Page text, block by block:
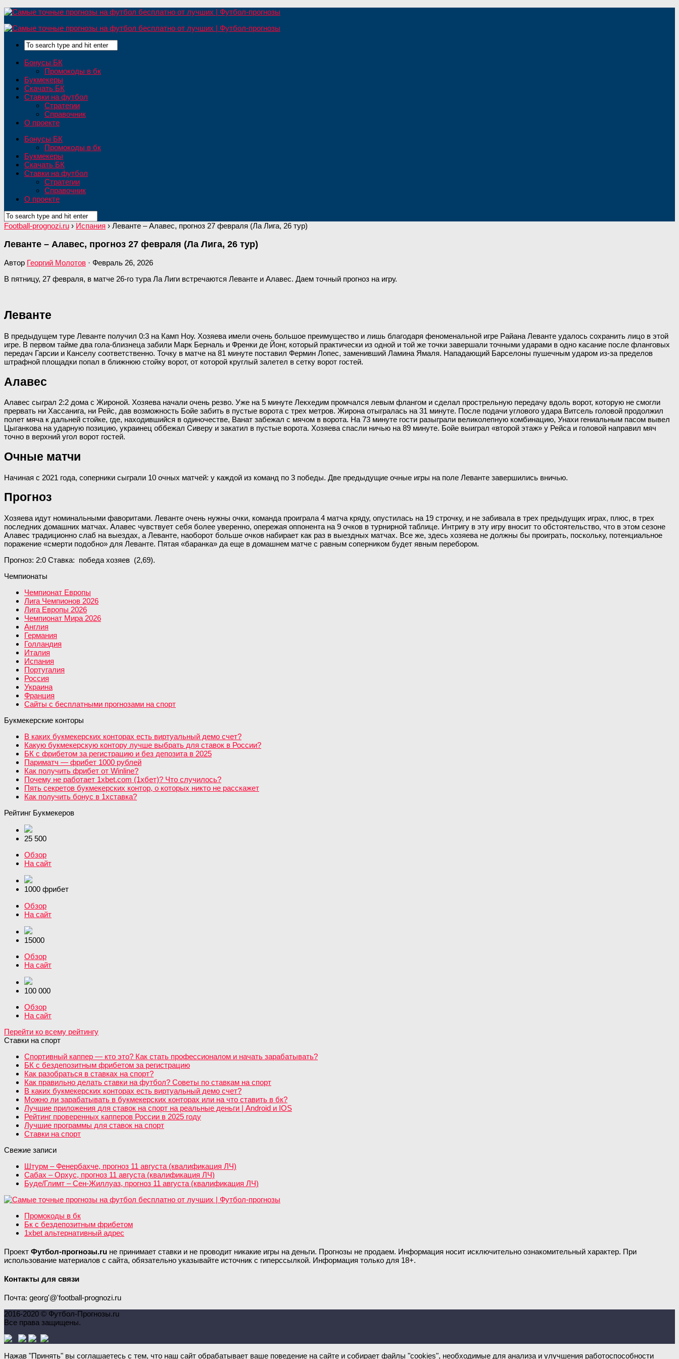
Бонусы БК
Промокоды в бк
Букмекеры
Скачать БК
Ставки на футбол
Стратегии
Справочник
О проекте
Бонусы БК
Промокоды в бк
Букмекеры
Скачать БК
Ставки на футбол
Стратегии
Справочник
О проекте
Football-prognozi.ru › Испания › Леванте – Алавес, прогноз 27 февраля (Ла Лига, 26 тур)
Леванте – Алавес, прогноз 27 февраля (Ла Лига, 26 тур)
Автор Георгий Молотов · Февраль 26, 2026
В пятницу, 27 февраля, в матче 26-го тура Ла Лиги встречаются Леванте и Алавес. Даем точный прогноз на игру.
Леванте
В предыдущем туре Леванте получил 0:3 на Камп Ноу. Хозяева имели очень большое преимущество и лишь благодаря феноменальной игре Райана Леванте удалось сохранить лицо в этой
игре. В первом тайме два гола-близнеца забили Марк Берналь и Френки де Йонг, который практически из одной и той же точки завершали точными ударами в одно касание после фланговых
передач Гарсии и Канселу соответственно. Точку в матче на 81 минуте поставил Фермин Лопес, заменивший Ламина Ямаля. Нападающий Барселоны пушечным ударом из-за пределов
штрафной площадки попал в ближнюю стойку ворот, от которой круглый залетел в сетку ворот гостей.
Алавес
Алавес сыграл 2:2 дома с Жироной. Хозяева начали очень резво. Уже на 5 минуте Лекхедим промчался левым флангом и сделал прострельную передачу вдоль ворот, которую не смогли
прервать ни Хассанига, ни Рейс, дав возможность Бойе забить в пустые ворота с трех метров. Жирона отыгралась на 31 минуте. После подачи углового удара Витсель головой продолжил
полет мяча к дальней стойке, где, находившийся в одиночестве, Ванат забежал с мячом в ворота. На 73 минуте гости разыграли великолепную комбинацию, Унахи гениальным пасом вывел
Цыганкова на ударную позицию, украинец оббежал Сиверу и закатил в пустые ворота. Хозяева спасли ничью на 89 минуте. Бойе выиграл «второй этаж» у Рейса и головой направил мяч
точно в верхний угол ворот гостей.
Очные матчи
Начиная с 2021 года, соперники сыграли 10 очных матчей: у каждой из команд по 3 победы. Две предыдущие очные игры на поле Леванте завершились вничью.
Прогноз
Хозяева идут номинальными фаворитами. Леванте очень нужны очки, команда проиграла 4 матча кряду, опустилась на 19 строчку, и не забивала в трех предыдущих играх, плюс, в трех
последних домашних матчах. Алавес чувствует себя более уверенно, опережая оппонента на 9 очков в турнирной таблице. Интригу в эту игру вносит то обстоятельство, что в этом сезоне
Алавес традиционно слаб на выездах, а Леванте, наоборот больше очков набирает как раз в выездных матчах. Все же, здесь хозяева не должны бы проиграть, поскольку, потенциальное
поражение «смерти подобно» для Леванте. Пятая «баранка» да еще в домашнем матче с равным соперником будет явным перебором.
Прогноз: 2:0 Ставка: победа хозяев (2,69).
Чемпионаты
Чемпионат Европы
Лига Чемпионов 2026
Лига Европы 2026
Чемпионат Мира 2026
Англия
Германия
Голландия
Италия
Испания
Португалия
Россия
Украина
Франция
Сайты с бесплатными прогнозами на спорт
Букмекерские конторы
В каких букмекерских конторах есть виртуальный демо счет?
Какую букмекерскую контору лучше выбрать для ставок в России?
БК с фрибетом за регистрацию и без депозита в 2025
Париматч — фрибет 1000 рублей
Как получить фрибет от Winline?
Почему не работает 1xbet.com (1хбет)? Что случилось?
Пять секретов букмекерских контор, о которых никто не расскажет
Как получить бонус в 1хставка?
Рейтинг Букмекеров
25 500
Обзор
На сайт
1000 фрибет
Обзор
На сайт
15000
Обзор
На сайт
100 000
Обзор
На сайт
Перейти ко всему рейтингу
Ставки на спорт
Спортивный каппер — кто это? Как стать профессионалом и начать зарабатывать?
БК с бездепозитным фрибетом за регистрацию
Как разобраться в ставках на спорт?
Как правильно делать ставки на футбол? Советы по ставкам на спорт
В каких букмекерских конторах есть виртуальный демо счет?
Можно ли зарабатывать в букмекерских конторах или на что ставить в бк?
Лучшие приложения для ставок на спорт на реальные деньги | Android и IOS
Рейтинг проверенных капперов России в 2025 году
Лучшие программы для ставок на спорт
Ставки на спорт
Свежие записи
Штурм – Фенербахче, прогноз 11 августа (квалификация ЛЧ)
Сабах – Орхус, прогноз 11 августа (квалификация ЛЧ)
Буде/Глимт – Сен-Жиллуаз, прогноз 11 августа (квалификация ЛЧ)
Промокоды в бк
Бк с бездепозитным фрибетом
1xbet альтернативный адрес
Проект Футбол-прогнозы.ru не принимает ставки и не проводит никакие игры на деньги. Прогнозы не продаем. Информация носит исключительно ознакомительный характер. При
использование материалов с сайта, обязательно указывайте источник с гиперссылкой. Информация только для 18+.
Контакты для связи
Почта: georg'@'football-prognozi.ru
2016-2020 © Футбол-Прогнозы.ru
Все права защищены.
Нажав "Принять" вы соглашаетесь с тем, что наш сайт обрабатывает ваше поведение на сайте и собирает файлы "cookies", необходимые для анализа и улучшения работоспособности